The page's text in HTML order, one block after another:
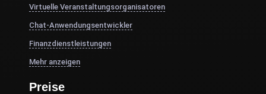
Virtuelle Veranstaltungsorganisatoren
Chat-Anwendungsentwickler
Finanzdienstleistungen
Mehr anzeigen
Preise